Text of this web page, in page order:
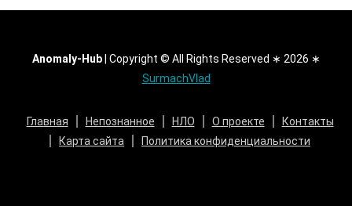
Anomaly-Hub Copyright © All Rights Reserved ∗ 2026 ∗
SurmachVlad
Главная Непознанное НЛО О проекте
Контакты
Карта сайта
Политика конфиденциальности